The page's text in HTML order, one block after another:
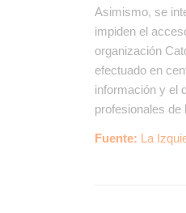
Asimismo, se
impiden el
organización
efectuado en
información y el
profesionales
Fuente: La